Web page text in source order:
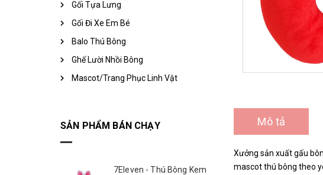
Mô tả
Xưởng sản xuất gấu
mascot thú bông theo
Gối Tựa Lưng
Gối Đi Xe Em Bé
Balo Thú Bông
Ghế Lười Nhồi Bông
Mascot/Trang Phục Linh Vật
SẢN PHẨM BÁN CHẠY
7Eleven - Thú Bông Kem